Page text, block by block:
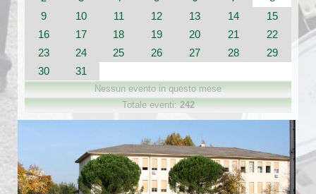
9
10 11 12 13 14
15
16
17 18 19 20 21
22
23
24 25 26 27 28
29
30
31
Nessun evento in questo mese
Totale eventi:242